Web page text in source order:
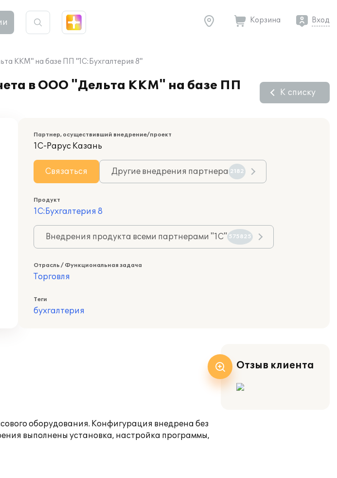
Корзина Вход
ККМ" на базе ПП "1С:Бухгалтерия 8"
в ООО "Дельта ККМ" на базе ПП
К списку
Партнер, осуществивший внедрение/проект
1С-Рарус Казань
Связаться Другие внедрения партнера 2182
Продукт
1С:Бухгалтерия 8
Внедрения продукта всеми партнерами "1С" 575825
Отрасль / Функциональная задача
Торговля
Теги
бухгалтерия
оборудования. Конфигурация внедрена без
выполнены установка, настройка программы,
Отзыв клиента